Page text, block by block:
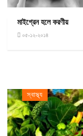
মাইগ্রেন হলে করণীয়
০৫-১২-২০১৪
স্বাস্থ্য